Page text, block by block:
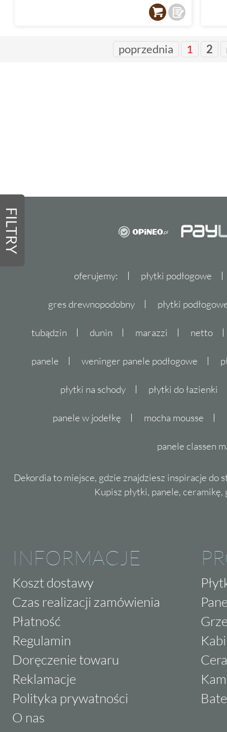
FILTRY
poprzednia 1 2
oferujemy: płytki podłogowe
gres drewnopodobny płytki
tubądzin dunin marazzi netto
panele weninger panele podłogowe
płytki na schody płytki do łazienki
panele w jodełkę mocha mousse
panele classen
Dekordia to miejsce, gdzie znajdziesz inspiracje do
Kupisz płytki, panele,
INFORMACJE
Koszt dostawy
Czas realizacji zamówienia
Płatność
Regulamin
Doręczenie towaru
Reklamacje
Polityka prywatności
O nas